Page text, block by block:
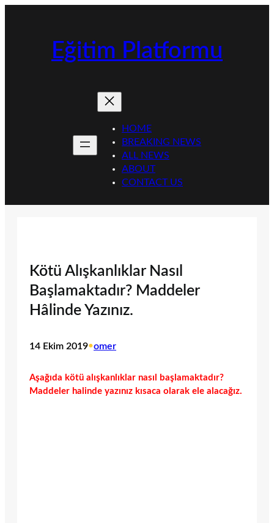
Eğitim Platformu
HOME
BREAKING NEWS
ALL NEWS
ABOUT
CONTACT US
Kötü Alışkanlıklar Nasıl
Başlamaktadır? Maddeler
Hâlinde Yazınız.
14 Ekim 2019•omer
Aşağıda kötü alışkanlıklar nasıl başlamaktadır?
Maddeler halinde yazınız kısaca olarak ele alacağız.